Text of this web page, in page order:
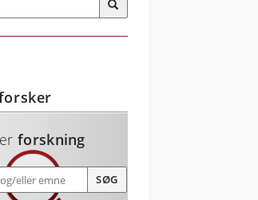
forskning
SØG